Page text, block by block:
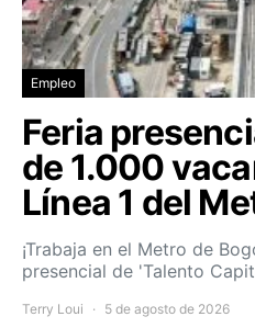
Empleo
Feria
de 1.000
Línea 1 del
¡Trabaja en el Metro de
presencial de 'Talento
Terry Loui 5 de agosto de 2026